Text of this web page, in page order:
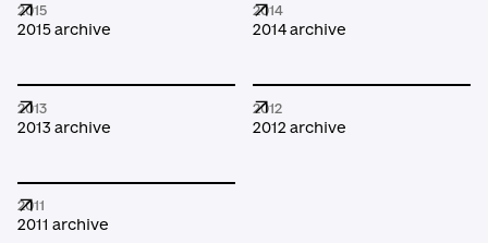
2015
2015 archive
2014
2014 archive
2013
2013 archive
2012
2012 archive
2011
2011 archive